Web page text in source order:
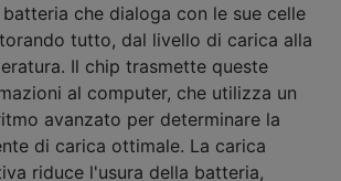
batteria che dialoga con le sue celle
tutto, dal livello di carica alla
Il chip trasmette queste
al computer, che utilizza un
avanzato per determinare la
di carica ottimale. La carica
riduce l'usura della batteria,